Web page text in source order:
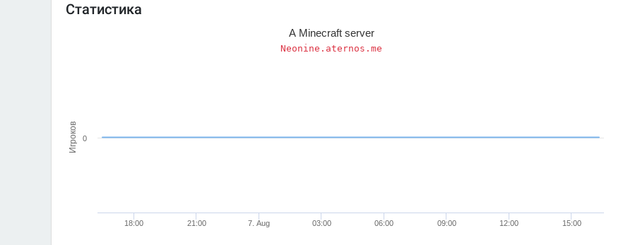
Статистика
Игроков
A Minecraft server
Neonine.aternos.me
18:00 21:00 7. Aug 03:00 06:00 09:00 12:00 15:00
0